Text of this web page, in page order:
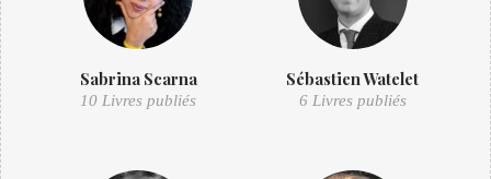
Sabrina Scarna
10 Livres publiés
Sébastien Watelet
6 Livres publiés